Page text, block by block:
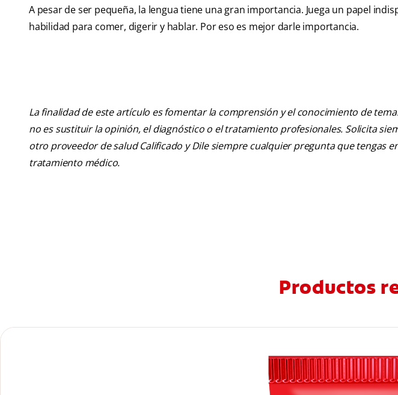
A pesar de ser pequeña, la lengua tiene una gran importancia. Juega un papel
habilidad para comer, digerir y hablar. Por eso es mejor darle importancia.
La finalidad de este artículo es fomentar la comprensión y el conocimiento de
no es sustituir la opinión, el diagnóstico o el tratamiento profesionales. Solicita
otro proveedor de salud Calificado y Dile siempre cualquier pregunta que tengas
tratamiento médico.
Productos